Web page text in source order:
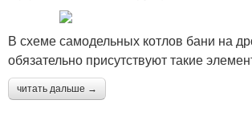
В схеме самодельных котлов бани на
обязательно присутствуют такие
читать дальше →